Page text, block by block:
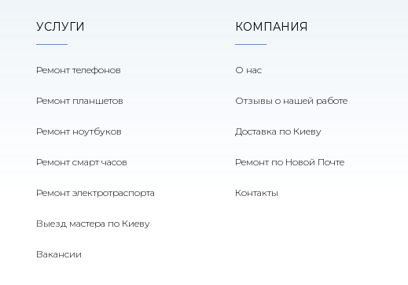
УСЛУГИ
Ремонт телефонов
Ремонт планшетов
Ремонт ноутбуков
Ремонт смарт часов
Ремонт электротраспорта
Выезд мастера по Киеву
Вакансии
КОМПАНИЯ
О нас
Отзывы о нашей работе
Доставка по Киеву
Ремонт по Новой Почте
Контакты